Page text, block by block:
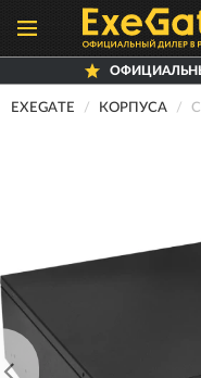
EXEGATE КОРПУСА